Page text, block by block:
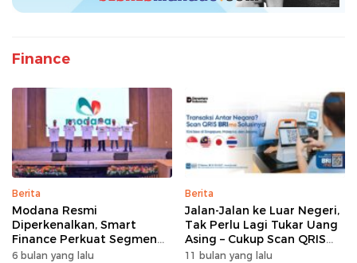
Finance
Berita
Modana Resmi
Diperkenalkan, Smart
Finance Perkuat Segmen
Pembiayaan Multiguna
6 bulan yang lalu
Berita
Jalan-Jalan ke Luar Negeri,
Tak Perlu Lagi Tukar Uang
Asing – Cukup Scan QRIS
Pakai BRImo
11 bulan yang lalu